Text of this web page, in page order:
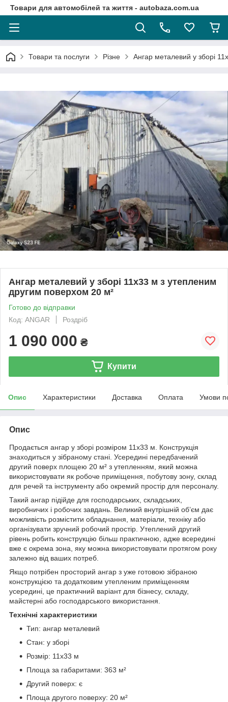
Товари для автомобілей та життя - autobaza.com.ua
Товари та послуги Різне Ангар металевий у зборі
Ангар металевий у зборі 11х33 м з утепленим
другим поверхом 20 м²
Готово до відправки
Код: ANGAR
Роздріб
1 090 000 ₴
Купити
Опис Характеристики Доставка Оплата Умови
Опис
Продається ангар у зборі розміром 11х33 м. Конструкція
знаходиться у зібраному стані. Усередині передбачений
другий поверх площею 20 м² з утепленням, який можна
використовувати як робоче приміщення, побутову зону, склад
для речей та інструменту або окремий простір для персоналу.
Такий ангар підійде для господарських, складських,
виробничих і робочих завдань. Великий внутрішній об’єм дає
можливість розмістити обладнання, матеріали, техніку або
організувати зручний робочий простір. Утеплений другий
рівень робить конструкцію більш практичною, адже всередині
вже є окрема зона, яку можна використовувати протягом року
залежно від ваших потреб.
Якщо потрібен просторий ангар з уже готовою зібраною
конструкцією та додатковим утепленим приміщенням
усередині, це практичний варіант для бізнесу, складу,
майстерні або господарського використання.
Технічні характеристики
Тип: ангар металевий
Стан: у зборі
Розмір: 11х33 м
Площа за габаритами: 363 м²
Другий поверх: є
Площа другого поверху: 20 м²